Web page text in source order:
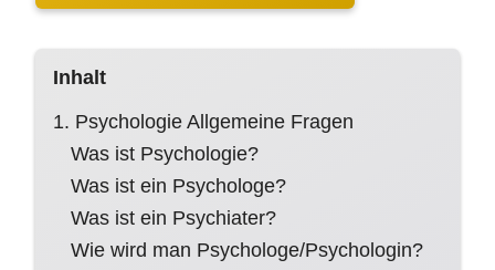
Inhalt
1. Psychologie Allgemeine Fragen
Was ist Psychologie?
Was ist ein Psychologe?
Was ist ein Psychiater?
Wie wird man Psychologe/Psychologin?